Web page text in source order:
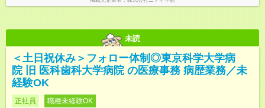
未読
＜土日祝休み＞フォロー体制◎東京科学大学病
院 旧 医科歯科大学病院 の医療事務 病歴業務／未
経験OK
正社員 職種未経験OK